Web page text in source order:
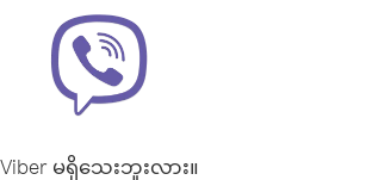
Viber မရှိသေးဘူးလား။